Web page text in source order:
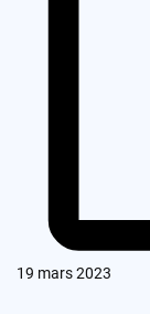
19 mars 2023